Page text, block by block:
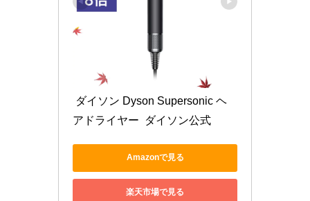
アドライヤー  ダイソン公式
Amazonで見る
楽天市場で見る